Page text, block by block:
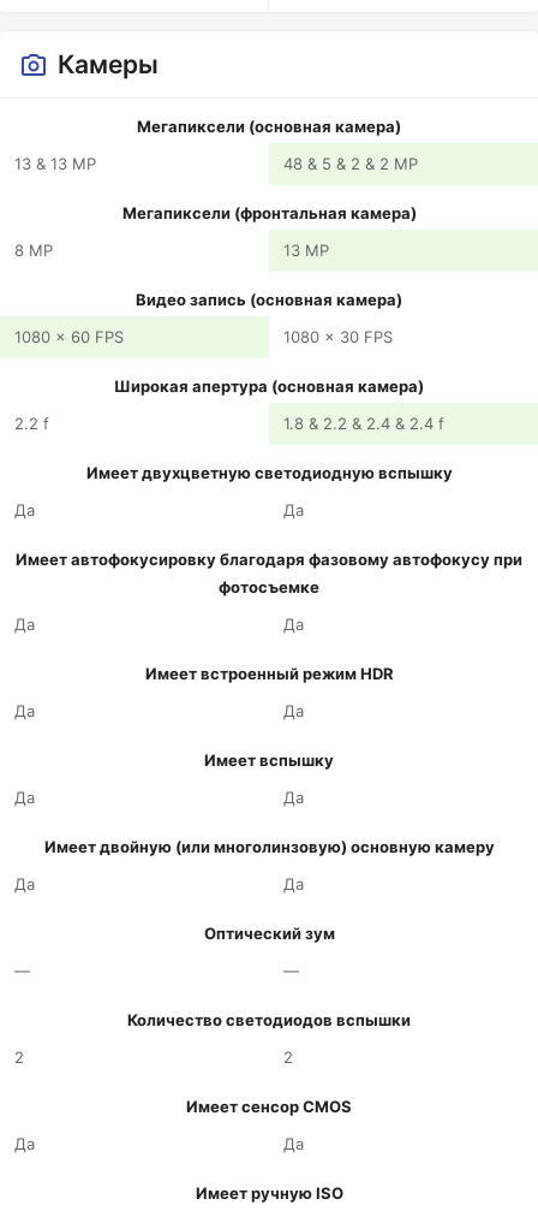
Камеры
Мегапиксели (основная камера)
13 & 13 MP
48 & 5 & 2 & 2 MP
Мегапиксели (фронтальная камера)
8 MP
13 MP
Видео запись (основная камера)
1080 x 60 FPS
1080 x 30 FPS
Широкая апертура (основная камера)
2.2 f
1.8 & 2.2 & 2.4 & 2.4 f
Имеет двухцветную светодиодную вспышку
Да
Да
Имеет автофокусировку благодаря фазовому автофокусу при
фотосъемке
Да
Да
Имеет встроенный режим HDR
Да
Да
Имеет вспышку
Да
Да
Имеет двойную (или многолинзовую) основную камеру
Да
Да
Оптический зум
—
—
Количество светодиодов вспышки
2
2
Имеет сенсор CMOS
Да
Да
Имеет ручную ISO